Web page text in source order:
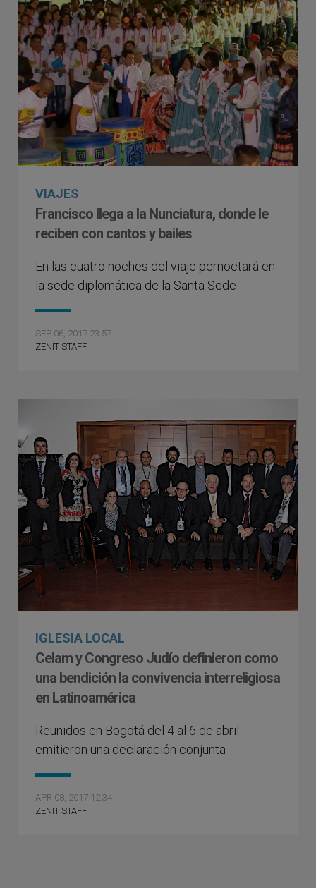
VIAJES
Francisco llega a la Nunciatura, donde le
reciben con cantos y bailes
En las cuatro noches del viaje pernoctará en
la sede diplomática de la Santa Sede
SEP 06, 2017 23:57
ZENIT STAFF
IGLESIA LOCAL
Celam y Congreso Judío definieron como
una bendición la convivencia interreligiosa
en Latinoamérica
Reunidos en Bogotá del 4 al 6 de abril
emitieron una declaración conjunta
APR 08, 2017 12:34
ZENIT STAFF